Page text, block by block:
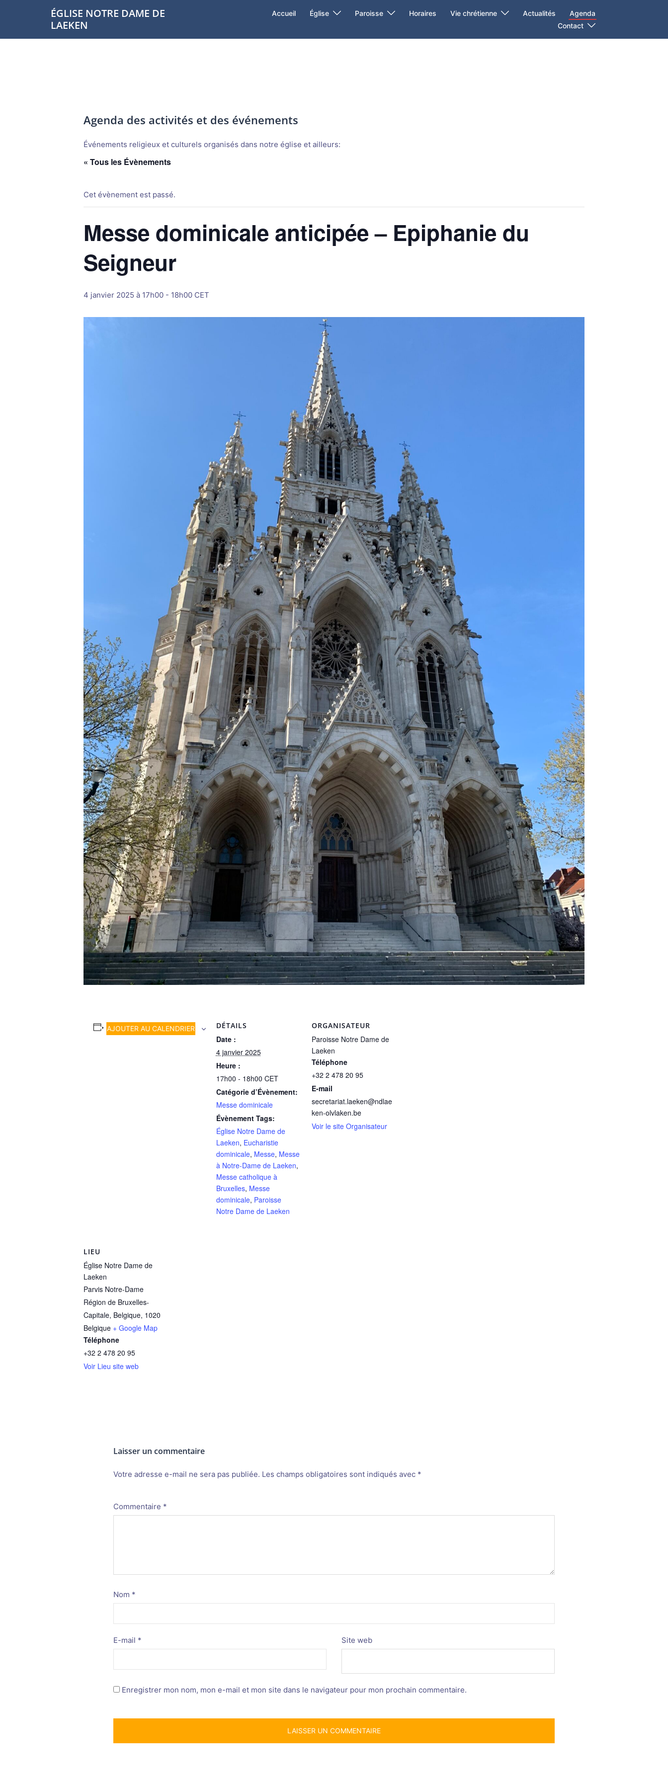
ÉGLISE NOTRE DAME DE
LAEKEN
Accueil Église Paroisse Horaires Vie chrétienne Actualités
Agenda
Contact
Agenda des activités et des événements
Événements religieux et culturels organisés dans notre église et ailleurs:
« Tous les Évènements
Cet évènement est passé.
Messe dominicale anticipée – Epiphanie du
Seigneur
4 janvier 2025 à 17h00 - 18h00 CET
AJOUTER AU CALENDRIER DÉTAILS
Date :
4 janvier 2025
Heure :
17h00 - 18h00 CET
Catégorie d’Évènement:
Messe dominicale
Évènement Tags:
Église Notre Dame de
Laeken, Eucharistie
dominicale, Messe, Messe
à Notre-Dame de Laeken,
Messe catholique à
Bruxelles, Messe
dominicale, Paroisse
Notre Dame de Laeken
ORGANISATEUR
Paroisse Notre Dame de
Laeken
Téléphone
+32 2 478 20 95
E-mail
secretariat.laeken@ndlae
ken-olvlaken.be
Voir le site Organisateur
LIEU
Église Notre Dame de
Laeken
Parvis Notre-Dame
Région de Bruxelles-
Capitale, Belgique, 1020
Belgique + Google Map
Téléphone
+32 2 478 20 95
Voir Lieu site web
Laisser un commentaire
Votre adresse e-mail ne sera pas publiée. Les champs obligatoires sont indiqués avec *
Commentaire *
Nom *
E-mail * Site web
Enregistrer mon nom, mon e-mail et mon site dans le navigateur pour mon prochain commentaire.
Alternative: